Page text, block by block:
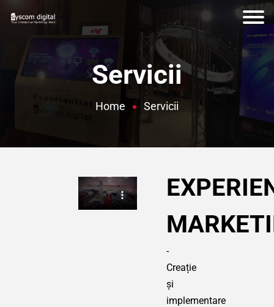
Servicii
Home Servicii
-
Creație
și
implementare